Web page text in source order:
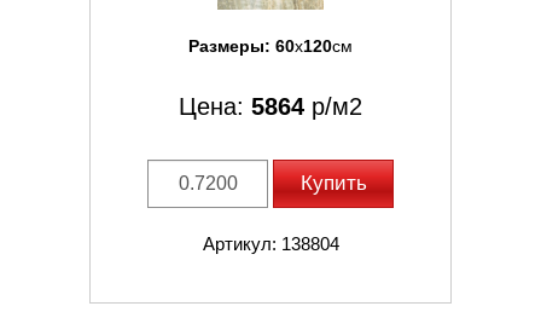
Размеры: 60x120см
Цена: 5864 р/м2
Купить
Артикул: 138804